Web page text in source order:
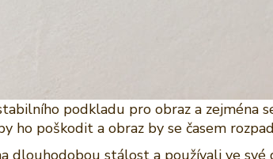
podkladu pro obraz a zejména
ho poškodit a obraz by se časem
dlouhodobou stálost a používali ve